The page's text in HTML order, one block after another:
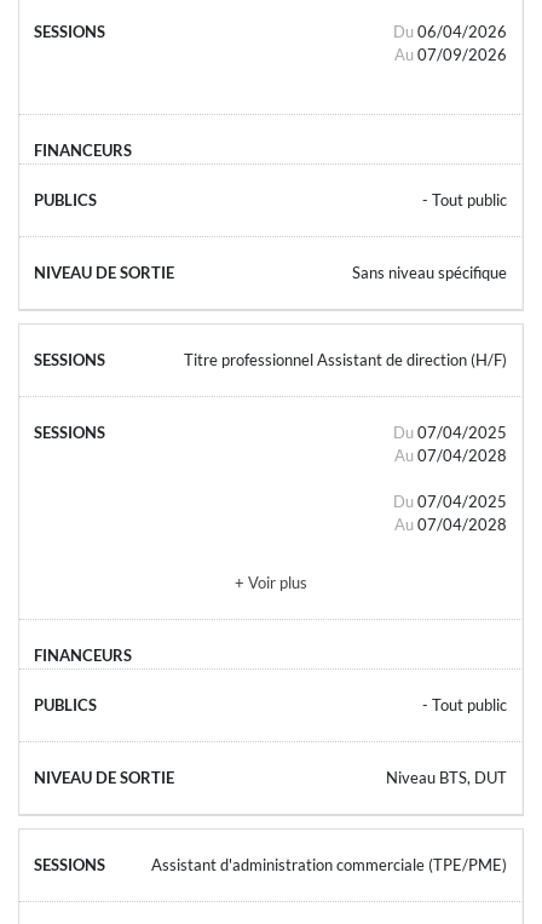
Du 06/04/2026
Au 07/09/2026
- Tout public
Sans niveau spécifique
Titre professionnel Assistant de direction (H/F)
Du 07/04/2025
Au 07/04/2028
Du 07/04/2025
Au 07/04/2028
+ Voir plus
- Tout public
Niveau BTS, DUT
Assistant d'administration commerciale (TPE/PME)